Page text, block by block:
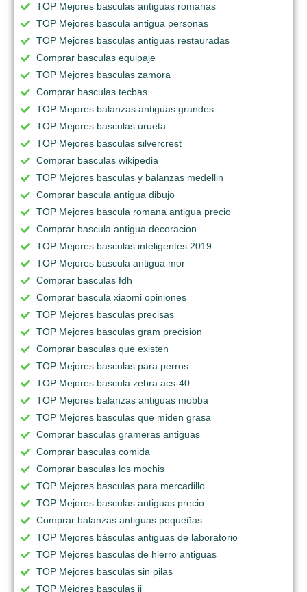
TOP Mejores basculas antiguas romanas
TOP Mejores bascula antigua personas
TOP Mejores basculas antiguas restauradas
Comprar basculas equipaje
TOP Mejores basculas zamora
Comprar basculas tecbas
TOP Mejores balanzas antiguas grandes
TOP Mejores basculas urueta
TOP Mejores basculas silvercrest
Comprar basculas wikipedia
TOP Mejores basculas y balanzas medellin
Comprar bascula antigua dibujo
TOP Mejores bascula romana antigua precio
Comprar bascula antigua decoracion
TOP Mejores basculas inteligentes 2019
TOP Mejores bascula antigua mor
Comprar basculas fdh
Comprar bascula xiaomi opiniones
TOP Mejores basculas precisas
TOP Mejores basculas gram precision
Comprar basculas que existen
TOP Mejores basculas para perros
TOP Mejores bascula zebra acs-40
TOP Mejores balanzas antiguas mobba
TOP Mejores basculas que miden grasa
Comprar basculas grameras antiguas
Comprar basculas comida
Comprar basculas los mochis
TOP Mejores basculas para mercadillo
TOP Mejores basculas antiguas precio
Comprar balanzas antiguas pequeñas
TOP Mejores básculas antiguas de laboratorio
TOP Mejores basculas de hierro antiguas
TOP Mejores basculas sin pilas
TOP Mejores basculas jj